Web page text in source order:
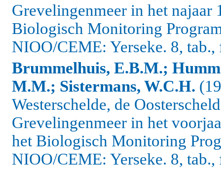
Grevelingenmeer in het najaar
Biologisch Monitoring
NIOO/CEME: Yerseke. 8,
Brummelhuis, E.B.M.;
M.M.; Sistermans, W.C.H.
Westerschelde, de
Grevelingenmeer in het
het Biologisch Monitoring
NIOO/CEME: Yerseke. 8,